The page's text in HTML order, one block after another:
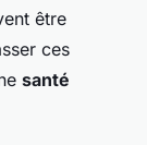
être
ces
santé